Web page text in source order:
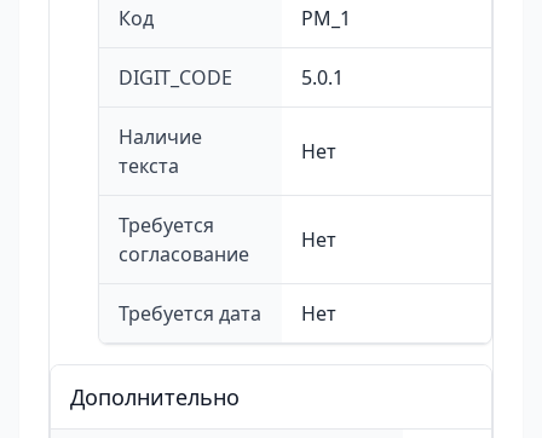
Код PM_1
DIGIT_CODE 5.0.1
Наличие
текста
Нет
Требуется
согласование
Нет
Требуется дата Нет
Дополнительно